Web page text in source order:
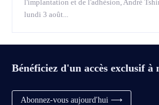
l'implantation et de l'adhésion, André
lundi 3 août...
Bénéficiez d'un accès exclusif à
Abonnez-vous aujourd'hui ⟶